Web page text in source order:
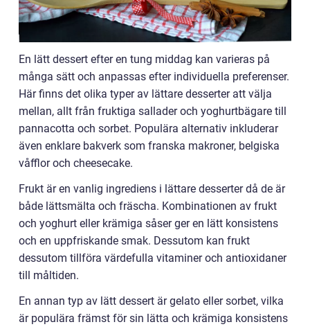
En lätt dessert efter en tung middag kan varieras på
många sätt och anpassas efter individuella preferenser.
Här finns det olika typer av lättare desserter att välja
mellan, allt från fruktiga sallader och yoghurtbägare till
pannacotta och sorbet. Populära alternativ inkluderar
även enklare bakverk som franska makroner, belgiska
våfflor och cheesecake.
Frukt är en vanlig ingrediens i lättare desserter då de är
både lättsmälta och fräscha. Kombinationen av frukt
och yoghurt eller krämiga såser ger en lätt konsistens
och en uppfriskande smak. Dessutom kan frukt
dessutom tillföra värdefulla vitaminer och antioxidaner
till måltiden.
En annan typ av lätt dessert är gelato eller sorbet, vilka
är populära främst för sin lätta och krämiga konsistens